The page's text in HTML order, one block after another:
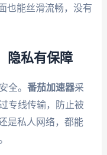
也能丝滑流畅，没有
隐私有保障
全。 番茄加速器采
专线传输，防止被
是私人网络，都能